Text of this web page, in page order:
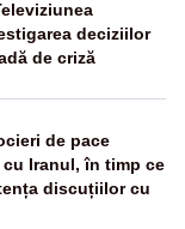
deciziilor
de criză
de pace
Iranul, în timp ce
discuțiilor cu